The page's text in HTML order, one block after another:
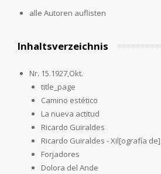
alle Autoren auflisten
Inhaltsverzeichnis
Nr. 15.1927,Okt.
title_page
Camino estético
La nueva actitud
Ricardo Guiraldes
Ricardo Guiraldes - Xil[ografía
Forjadores
Dolora del Ande